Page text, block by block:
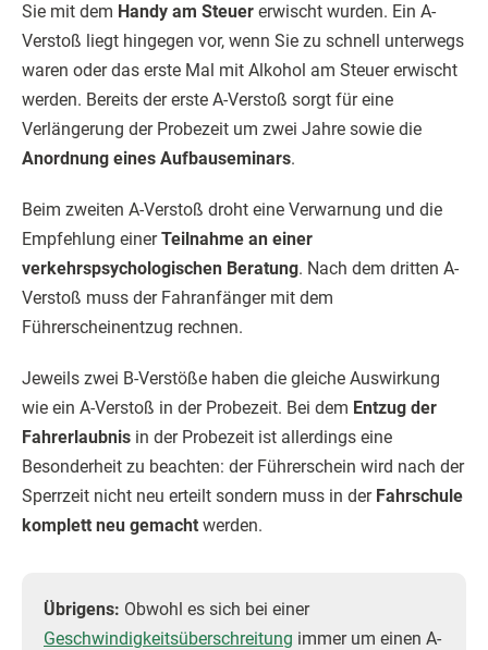
Sie mit dem Handy am Steuer erwischt wurden. Ein A-
Verstoß liegt hingegen vor, wenn Sie zu schnell unterwegs
waren oder das erste Mal mit Alkohol am Steuer erwischt
werden. Bereits der erste A-Verstoß sorgt für eine
Verlängerung der Probezeit um zwei Jahre sowie die
Anordnung eines Aufbauseminars.
Beim zweiten A-Verstoß droht eine Verwarnung und die
Empfehlung einerTeilnahme an einer
verkehrspsychologischen Beratung. Nach dem dritten A-
Verstoß muss der Fahranfänger mit dem
Führerscheinentzug rechnen.
Jeweils zwei B-Verstöße haben die gleiche Auswirkung
wie ein A-Verstoß in der Probezeit. Bei dem Entzug der
Fahrerlaubnis in der Probezeit ist allerdings eine
Besonderheit zu beachten: der Führerschein wird nach der
Sperrzeit nicht neu erteilt sondern muss in der Fahrschule
komplett neu gemacht werden.
Übrigens: Obwohl es sich bei einer
Geschwindigkeitsüberschreitung immer um einen A-